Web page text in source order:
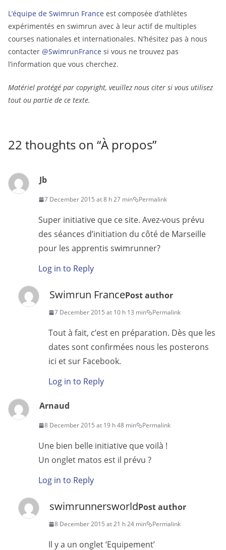
L’équipe de Swimrun France est composée d’athlètes
expérimentés en swimrun avec à leur actif de multiples
courses nationales et internationales. N’hésitez pas à nous
contacter @SwimrunFrance si vous ne trouvez pas
l’information que vous cherchez.
Matériel protégé par copyright, veuillez nous citer si vous utilisez
tout ou partie de ce texte.
22 thoughts on “À propos”
Jb
7 December 2015 at 8 h 27 min Permalink
Super initiative que ce site. Avez-vous prévu
des séances d’initiation du côté de Marseille
pour les apprentis swimrunner?
Log in to Reply
Swimrun FrancePost author
7 December 2015 at 10 h 13 min Permalink
Tout à fait, c’est en préparation. Dès que les
dates sont confirmées nous les posterons
ici et sur Facebook.
Log in to Reply
Arnaud
8 December 2015 at 19 h 48 min Permalink
Une bien belle initiative que voilà !
Un onglet matos est il prévu ?
Log in to Reply
swimrunnersworldPost author
8 December 2015 at 21 h 24 min Permalink
Il y a un onglet ‘Equipement’